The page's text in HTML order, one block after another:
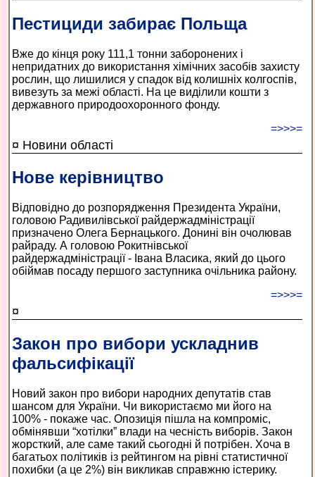
Пестициди забирає Польща
Вже до кінця року 111,1 тонни заборонених і
непридатних до використання хімічних засобів захисту
рослин, що лишилися у спадок від колишніх колгоспів,
вивезуть за межі області. На це виділили кошти з
державного природоохоронного фонду.
=>>>=
¤ Новини області
Нове керівництво
Відповідно до розпорядження Президента України,
головою Радивилівської райдержадміністрації
призначено Олега Бернацького. Донині він очолював
райраду. А головою Рокитнівської
райдержадміністрації - Івана Власика, який до цього
обіймав посаду першого заступника очільника району.
=>>>=
¤
Закон про вибори ускладнив
фальсифікації
Новий закон про вибори народних депутатів став
шансом для України. Чи використаємо ми його на
100% - покаже час. Опозиція пішла на компроміс,
обмінявши “хотілки” влади на чесність виборів. Закон
жорсткий, але саме такий сьогодні й потрібен. Хоча в
багатьох політиків із рейтингом на рівні статистичної
похибки (а це 2%) він викликав справжню істерику.